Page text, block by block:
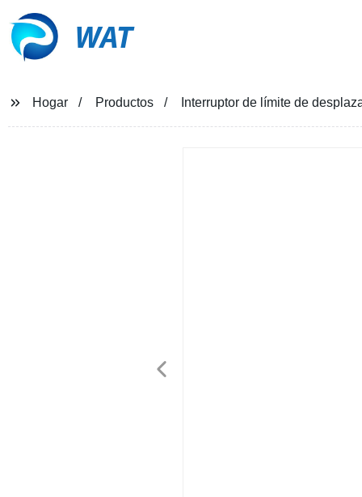
WAT
Hogar Productos Interruptor de límite de